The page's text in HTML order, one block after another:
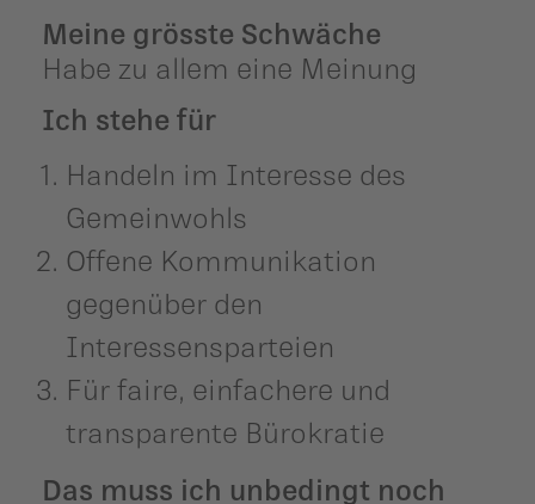
Meine grösste Schwäche
Habe zu allem eine Meinung
Ich stehe für
Handeln im Interesse des
Gemeinwohls
Offene Kommunikation
gegenüber den
Interessensparteien
Für faire, einfachere und
transparente Bürokratie
Das muss ich unbedingt noch